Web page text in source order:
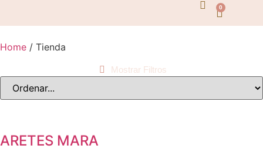
0
Home / Tienda
Mostrar Filtros
ARETES MARA
$
Categorías